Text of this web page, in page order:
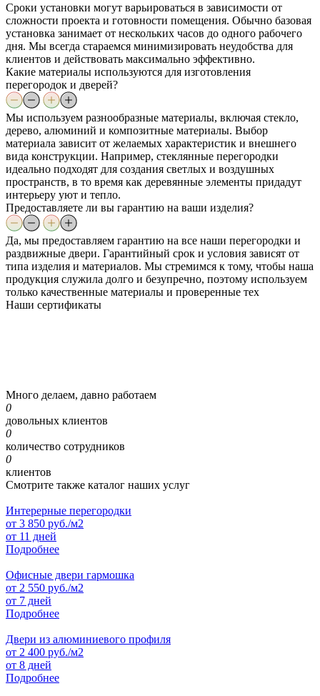
Сроки установки могут варьироваться в зависимости от
сложности проекта и готовности помещения. Обычно базовая
установка занимает от нескольких часов до одного рабочего
дня. Мы всегда стараемся минимизировать неудобства для
клиентов и действовать максимально эффективно.
Какие материалы используются для изготовления
перегородок и дверей?
Мы используем разнообразные материалы, включая стекло,
дерево, алюминий и композитные материалы. Выбор
материала зависит от желаемых характеристик и внешнего
вида конструкции. Например, стеклянные перегородки
идеально подходят для создания светлых и воздушных
пространств, в то время как деревянные элементы придадут
интерьеру уют и тепло.
Предоставляете ли вы гарантию на ваши изделия?
Да, мы предоставляем гарантию на все наши перегородки и
раздвижные двери. Гарантийный срок и условия зависят от
типа изделия и материалов. Мы стремимся к тому, чтобы наша
продукция служила долго и безупречно, поэтому используем
только качественные материалы и проверенные тех
Наши сертификаты
Много делаем, давно работаем
0
довольных клиентов
0
количество сотрудников
0
клиентов
Смотрите также каталог наших услуг
Интерерные перегородки
от 3 850 руб./м2
от 11 дней
Подробнее
Офисные двери гармошка
от 2 550 руб./м2
от 7 дней
Подробнее
Двери из алюминиевого профиля
от 2 400 руб./м2
от 8 дней
Подробнее